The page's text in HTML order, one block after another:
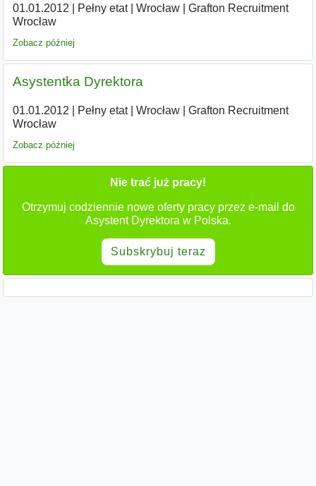
01.01.2012 Pełny etat| Wrocław|
Grafton Recruitment
Wrocław
Zobacz później
Asystentka Dyrektora
01.01.2012 Pełny etat| Wrocław|
Grafton Recruitment
Wrocław
Zobacz później
Nie trać już pracy!
Otrzymuj codziennie nowe oferty pracy przez e-mail do
Asystent Dyrektora w Polska.
Subskrybuj teraz